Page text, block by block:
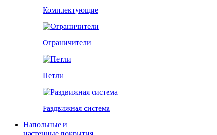
Комплектующие
Ограничители
Петли
Раздвижная система
Напольные и
настенные покрытия